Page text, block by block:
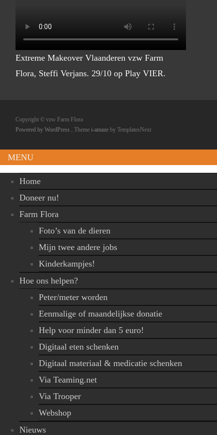
Extreme Makeover Vlaanderen vzw Farm
Flora, Steffi Verjans. 29/10 op Play VIER.
Copyright © vzw Farm Flora
Powered by WordPress
, Theme i-amaze by TemplatesNext
MENU
Home
Doneer nu!
Farm Flora
Foto’s van de dieren
Mijn twee andere jobs
Kinderkampjes!
Hoe ons helpen?
Peter/meter worden
Eenmalige of maandelijkse donatie
Help voor minder dan 5 euro!
Digitaal eten schenken
Digitaal materiaal & medicatie schenken
Via Teaming.net
Via Trooper
Webshop
Nieuws